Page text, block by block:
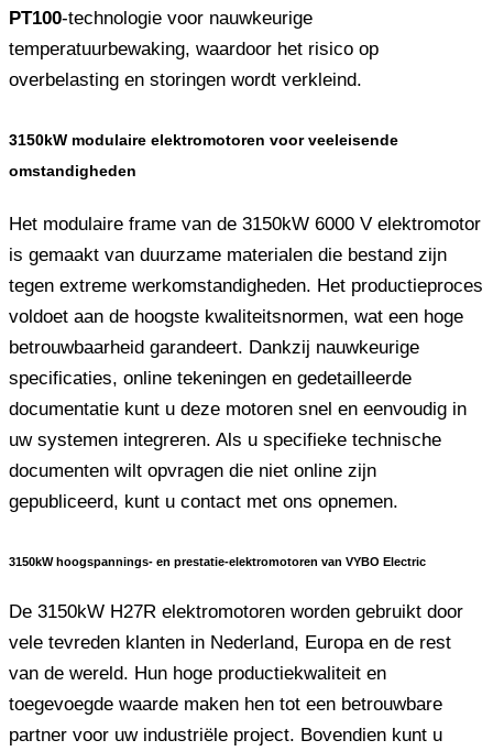
PT100-technologie voor nauwkeurige
temperatuurbewaking, waardoor het risico op
overbelasting en storingen wordt verkleind.
3150kW modulaire elektromotoren voor veeleisende
omstandigheden
Het modulaire frame van de 3150kW 6000 V elektromotor
is gemaakt van duurzame materialen die bestand zijn
tegen extreme werkomstandigheden. Het productieproces
voldoet aan de hoogste kwaliteitsnormen, wat een hoge
betrouwbaarheid garandeert. Dankzij nauwkeurige
specificaties, online tekeningen en gedetailleerde
documentatie kunt u deze motoren snel en eenvoudig in
uw systemen integreren. Als u specifieke technische
documenten wilt opvragen die niet online zijn
gepubliceerd, kunt u contact met ons opnemen.
3150kW hoogspannings- en prestatie-elektromotoren van VYBO Electric
De 3150kW H27R elektromotoren worden gebruikt door
vele tevreden klanten in Nederland, Europa en de rest
van de wereld. Hun hoge productiekwaliteit en
toegevoegde waarde maken hen tot een betrouwbare
partner voor uw industriële project. Bovendien kunt u